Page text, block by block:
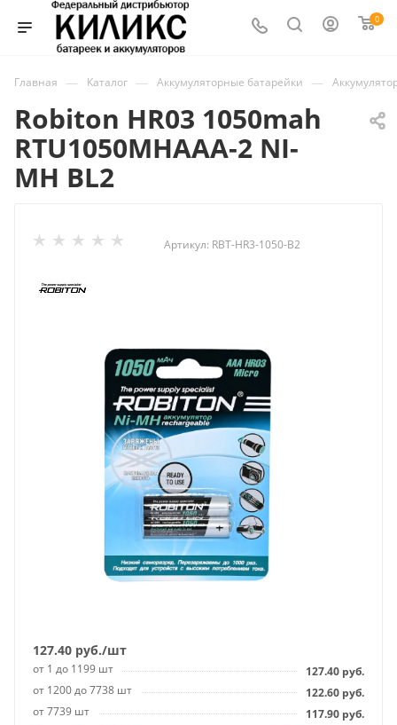
0
Главная — Каталог — Аккумуляторные батарейки —
Robiton HR03 1050mah
RTU1050MHAAA-2 NI-
MH BL2
Артикул: RBT-HR3-1050-B2
127.40 руб./шт
от 1 до 1199 шт 127.40 руб.
от 1200 до 7738 шт
122.60 руб.
от 7739 шт
117.90 руб.